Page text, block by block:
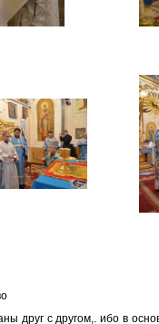
друг с другом,. ибо в